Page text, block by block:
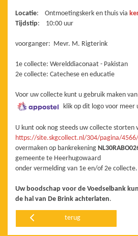
Locatie: Ontmoetingskerk en thuis via
Tijdstip: 10:00 uur
voorganger: Mevr. M. Rigterink
1e collecte: Werelddiaconaat - Pakistan
2e collecte: Catechese en educatie
Voor uw collecte kunt u gebruik maken
klik op dit logo voor meer
U kunt ook nog steeds uw collecte storten
https://site.skgcollect.nl/304/pagina/
overmaken op bankrekening
gemeente te Heerhugowaard
onder vermelding van 1e en/of 2e collecte.
Uw boodschap voor de Voedselbank
de hal van De Brink achterlaten.
terug